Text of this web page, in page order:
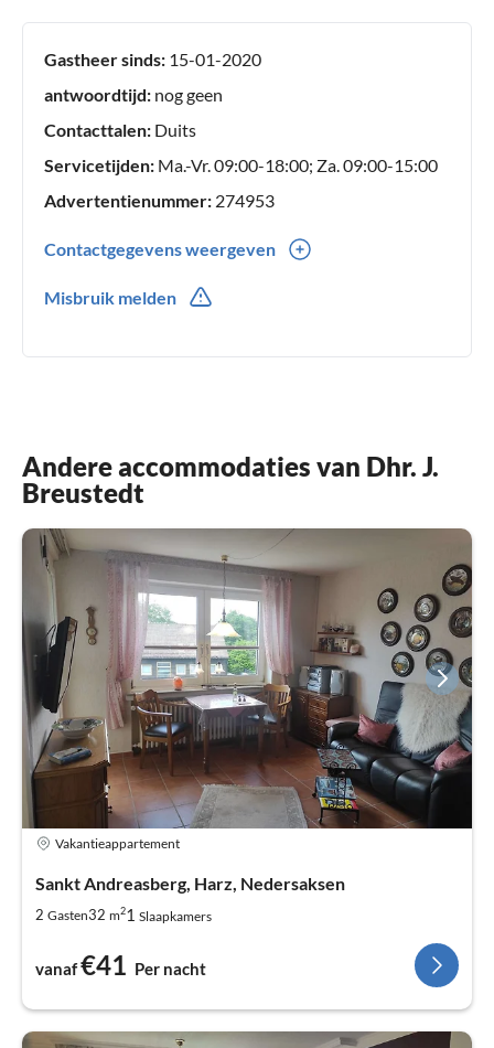
Gastheer sinds: 15-01-2020
antwoordtijd: nog geen
Contacttalen: Duits
Servicetijden: Ma.-Vr. 09:00-18:00; Za. 09:00-15:00
Advertentienummer: 274953
Contactgegevens weergeven
Misbruik melden
Andere accommodaties van Dhr. J.
Breustedt
Vakantieappartement
Sankt Andreasberg, Harz, Nedersaksen
2 Gasten32 m21 Slaapkamers
vanaf€41 Per nacht